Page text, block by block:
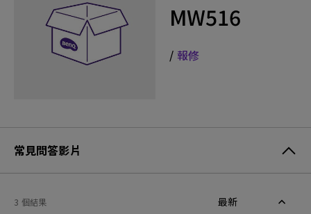
MW516
/ 報修
常見問答影片
3 個結果 最新